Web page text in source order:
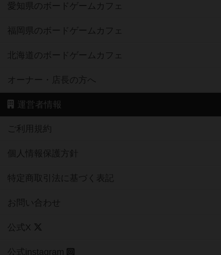
愛知県のボードゲームカフェ
福岡県のボードゲームカフェ
北海道のボードゲームカフェ
オーナー・店長の方へ
運営者情報
ご利用規約
個人情報保護方針
特定商取引法に基づく表記
お問い合わせ
公式X
公式instagram